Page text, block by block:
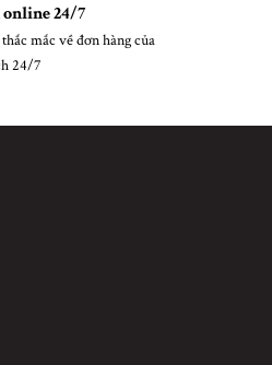
24/7
mắc về đơn hàng của
24/7